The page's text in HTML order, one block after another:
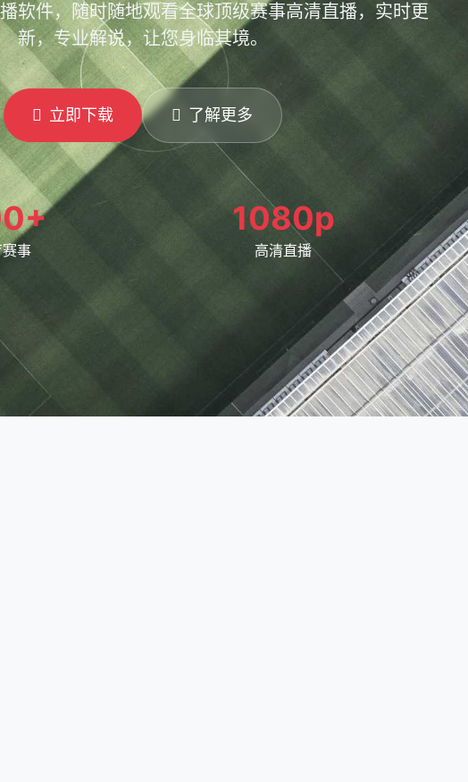
软件，随时随地观看全球顶级赛事高清直播，实时更
新，专业解说，让您身临其境。
立即下载 了解更多
事
1080p
高清直播